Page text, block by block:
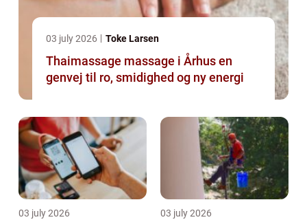
03 july 2026 Toke Larsen
Thaimassage massage i Århus en
genvej til ro, smidighed og ny energi
03 july 2026 03 july 2026